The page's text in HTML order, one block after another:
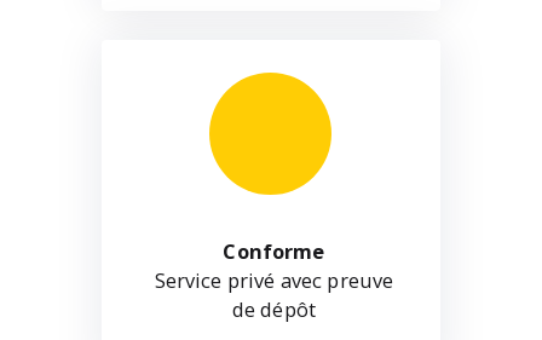
Conforme
Service privé avec preuve
de dépôt